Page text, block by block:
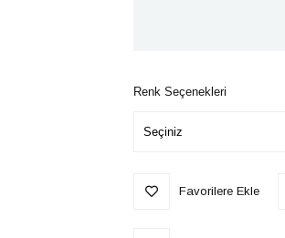
Renk Seçenekleri
Favorilere Ekle